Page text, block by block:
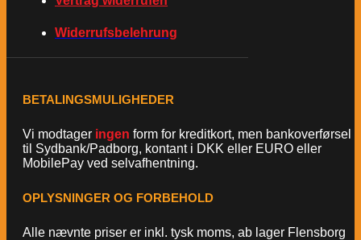
Widerrufsbelehrung
BETALINGSMULIGHEDER
Vi modtager ingen form for kreditkort, men bankoverførsel
til Sydbank/Padborg, kontant i DKK eller EURO eller
MobilePay ved selvafhentning.
OPLYSNINGER OG FORBEHOLD
Alle nævnte priser er inkl. tysk moms, ab lager Flensborg